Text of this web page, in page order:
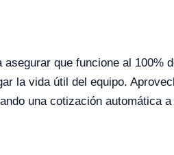
que funcione al 100%
la vida útil del equipo.
una cotización automática